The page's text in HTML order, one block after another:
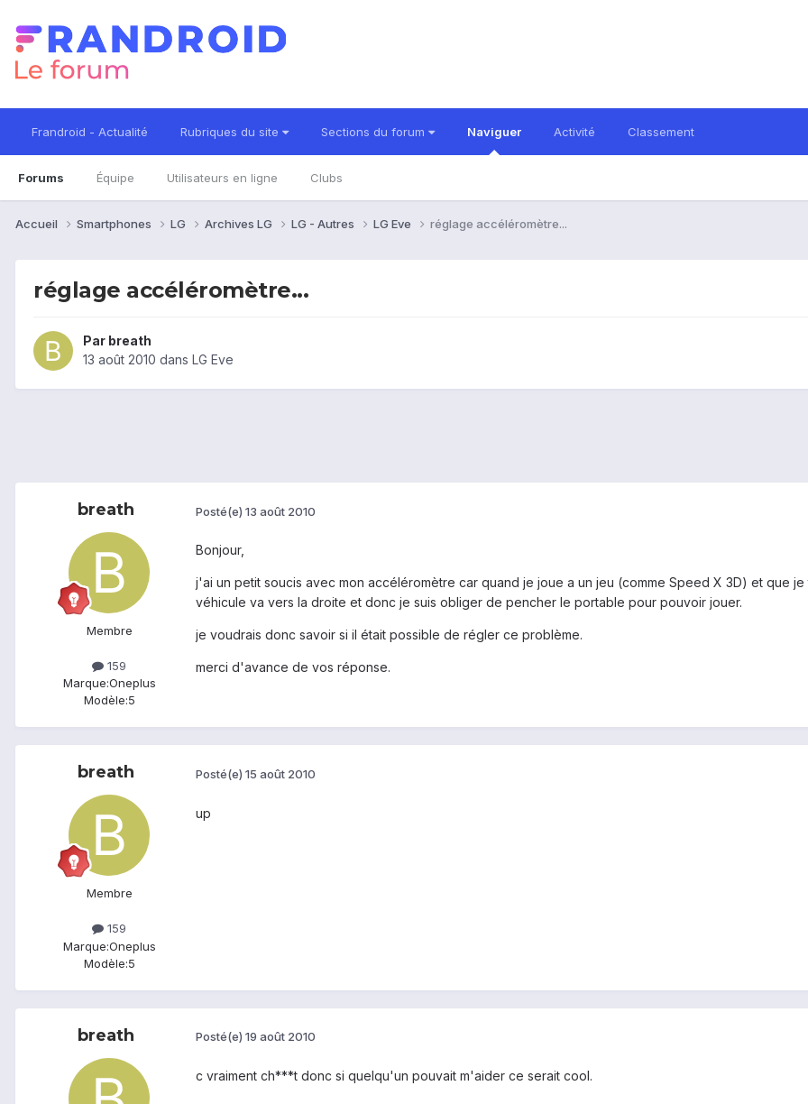
Frandroid - Actualité Rubriques du site Sections du forum Naviguer
Forums Équipe Utilisateurs en ligne Clubs
Activité Classement
Accueil Smartphones LG Archives LG LG - Autres LG Eve réglage accéléromètre...
réglage accéléromètre...
Par breath
13 août 2010 dans LG Eve
breath
Membre
159
Marque:Oneplus
Modèle:5
Posté(e) 13 août 2010
Bonjour,
j'ai un petit soucis avec mon accéléromètre car quand je joue a un jeu (comme Speed X 3D) et
véhicule va vers la droite et donc je suis obliger de pencher le portable pour pouvoir jouer.
je voudrais donc savoir si il était possible de régler ce problème.
merci d'avance de vos réponse.
breath
Membre
159
Marque:Oneplus
Modèle:5
Posté(e) 15 août 2010
up
breath Posté(e) 19 août 2010
c vraiment ch***t donc si quelqu'un pouvait m'aider ce serait cool.